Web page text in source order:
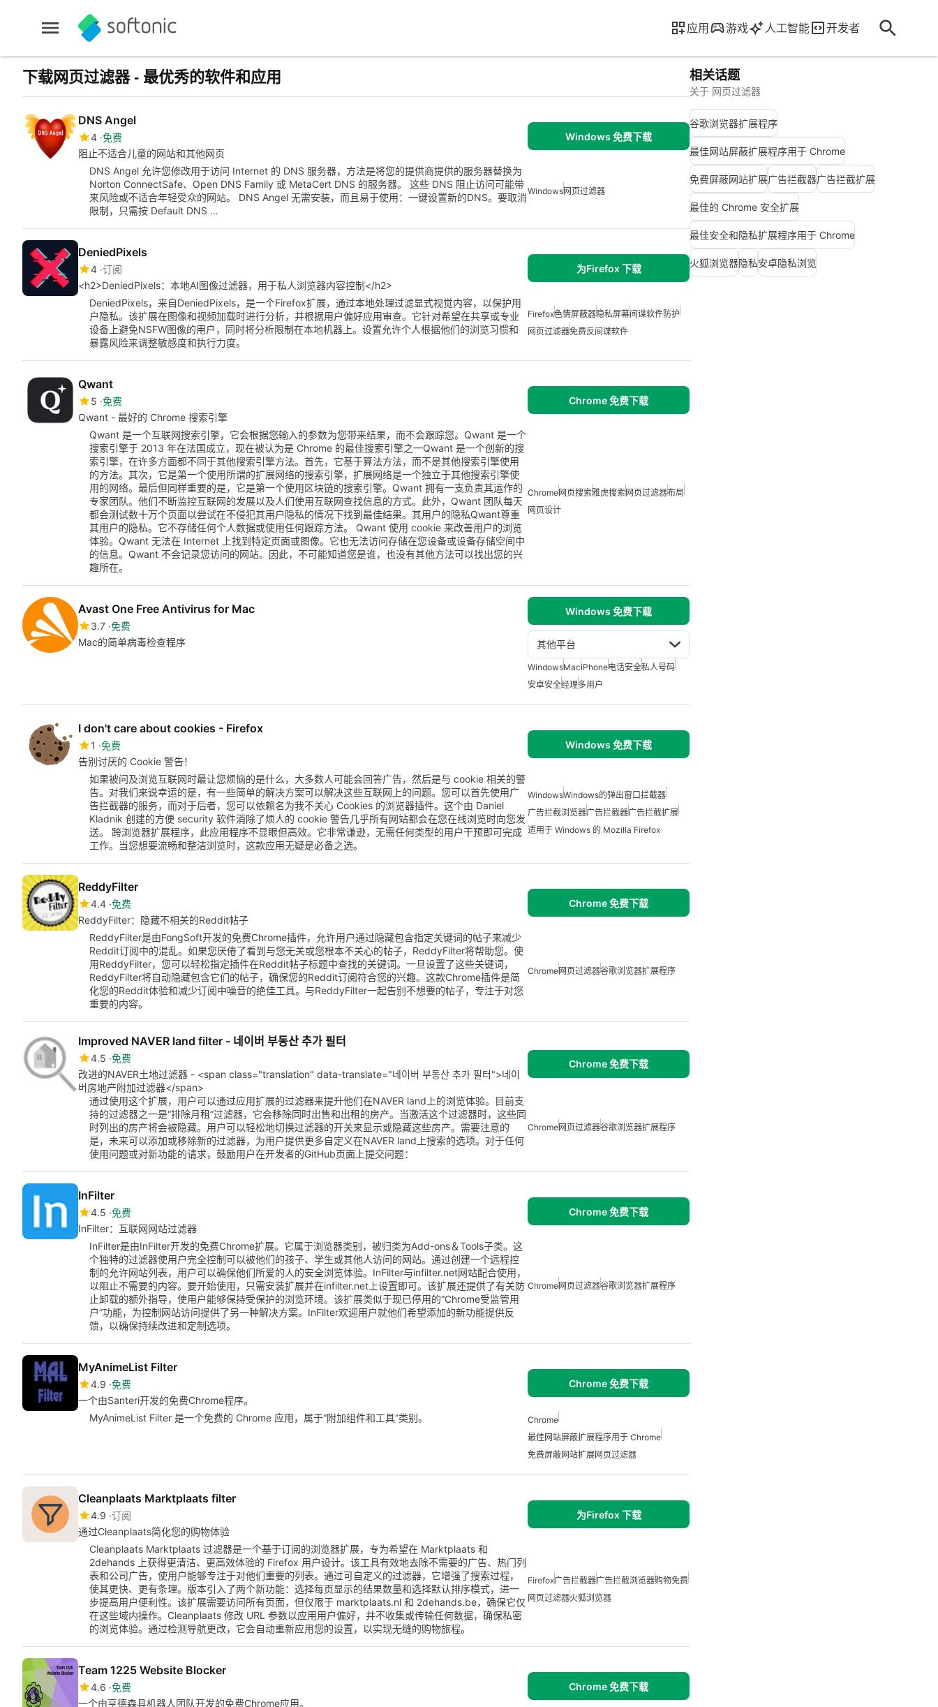
应用 游戏 人工智能 开发者
下载网页过滤器 - 最优秀的软件和应用
DNS Angel
4 免费
阻止不适合儿童的网站和其他网页
Windows 免费下载
DNS Angel 允许您修改用于访问 Internet 的 DNS 服务器，方法是将您的提供商提供的服务器替换为
Norton ConnectSafe、Open DNS Family 或 MetaCert DNS 的服务器。 这些 DNS 阻止访问可能带
来风险或不适合年轻受众的网站。 DNS Angel 无需安装，而且易于使用：一键设置新的DNS。要取消
限制，只需按 Default DNS …
Windows网页过滤器
DeniedPixels
4 订阅
<h2>DeniedPixels：本地AI图像过滤器，用于私人浏览器内容控制</h2>
为Firefox 下载
DeniedPixels，来自DeniedPixels，是一个Firefox扩展，通过本地处理过滤显式视觉内容，以保护用
户隐私。该扩展在图像和视频加载时进行分析，并根据用户偏好应用审查。它针对希望在共享或专业
设备上避免NSFW图像的用户，同时将分析限制在本地机器上。设置允许个人根据他们的浏览习惯和
暴露风险来调整敏感度和执行力度。
Firefox色情屏蔽器隐私屏幕间谍软件防护
网页过滤器免费反间谍软件
Qwant
5 免费
Qwant - 最好的 Chrome 搜索引擎
Chrome 免费下载
Qwant 是一个互联网搜索引擎，它会根据您输入的参数为您带来结果，而不会跟踪您。Qwant 是一个
搜索引擎于 2013 年在法国成立，现在被认为是 Chrome 的最佳搜索引擎之一Qwant 是一个创新的搜
索引擎，在许多方面都不同于其他搜索引擎方法。首先，它基于算法方法，而不是其他搜索引擎使用
的方法。其次，它是第一个使用所谓的扩展网络的搜索引擎，扩展网络是一个独立于其他搜索引擎使
用的网络。最后但同样重要的是，它是第一个使用区块链的搜索引擎。Qwant 拥有一支负责其运作的
专家团队。他们不断监控互联网的发展以及人们使用互联网查找信息的方式。此外，Qwant 团队每天
都会测试数十万个页面以尝试在不侵犯其用户隐私的情况下找到最佳结果。其用户的隐私Qwant尊重
其用户的隐私。它不存储任何个人数据或使用任何跟踪方法。 Qwant 使用 cookie 来改善用户的浏览
体验。Qwant 无法在 Internet 上找到特定页面或图像。它也无法访问存储在您设备或设备存储空间中
的信息。Qwant 不会记录您访问的网站。因此，不可能知道您是谁，也没有其他方法可以找出您的兴
趣所在。
Chrome网页搜索雅虎搜索网页过滤器布局
网页设计
Avast One Free Antivirus for Mac
3.7 免费
Mac的简单病毒检查程序
Windows 免费下载
其他平台
WindowsMaciPhone电话安全私人号码
安卓安全经理多用户
I don't care about cookies - Firefox
1 免费
告别讨厌的 Cookie 警告！
Windows 免费下载
如果被问及浏览互联网时最让您烦恼的是什么，大多数人可能会回答广告，然后是与 cookie 相关的警
告。对我们来说幸运的是，有一些简单的解决方案可以解决这些互联网上的问题。您可以首先使用广
告拦截器的服务，而对于后者，您可以依赖名为我不关心 Cookies 的浏览器插件。这个由 Daniel
Kladnik 创建的方便 security 软件消除了烦人的 cookie 警告几乎所有网站都会在您在线浏览时向您发
送。 跨浏览器扩展程序，此应用程序不显眼但高效。它非常谦逊，无需任何类型的用户干预即可完成
工作。当您想要流畅和整洁浏览时，这款应用无疑是必备之选。
WindowsWindows的弹出窗口拦截器
广告拦截浏览器广告拦截器广告拦截扩展
适用于 Windows 的 Mozilla Firefox
ReddyFilter
4.4 免费
ReddyFilter：隐藏不相关的Reddit帖子
Chrome 免费下载
ReddyFilter是由FongSoft开发的免费Chrome插件，允许用户通过隐藏包含指定关键词的帖子来减少
Reddit订阅中的混乱。如果您厌倦了看到与您无关或您根本不关心的帖子，ReddyFilter将帮助您。使
用ReddyFilter，您可以轻松指定插件在Reddit帖子标题中查找的关键词。一旦设置了这些关键词，
ReddyFilter将自动隐藏包含它们的帖子，确保您的Reddit订阅符合您的兴趣。这款Chrome插件是简
化您的Reddit体验和减少订阅中噪音的绝佳工具。与ReddyFilter一起告别不想要的帖子，专注于对您
重要的内容。
Chrome网页过滤器谷歌浏览器扩展程序
Improved NAVER land filter - 네이버 부동산 추가 필터
4.5 免费
改进的NAVER土地过滤器 - <span class="translation" data-translate="네이버 부동산 추가 필터">네이
버房地产附加过滤器</span>
Chrome 免费下载
通过使用这个扩展，用户可以通过应用扩展的过滤器来提升他们在NAVER land上的浏览体验。目前支
持的过滤器之一是“排除月租”过滤器，它会移除同时出售和出租的房产。当激活这个过滤器时，这些同
时列出的房产将会被隐藏。用户可以轻松地切换过滤器的开关来显示或隐藏这些房产。需要注意的
是，未来可以添加或移除新的过滤器，为用户提供更多自定义在NAVER land上搜索的选项。对于任何
使用问题或对新功能的请求，鼓励用户在开发者的GitHub页面上提交问题：
Chrome网页过滤器谷歌浏览器扩展程序
InFilter
4.5 免费
InFilter：互联网网站过滤器
Chrome 免费下载
InFilter是由InFilter开发的免费Chrome扩展。它属于浏览器类别，被归类为Add-ons＆Tools子类。这
个独特的过滤器使用户完全控制可以被他们的孩子、学生或其他人访问的网站。通过创建一个远程控
制的允许网站列表，用户可以确保他们所爱的人的安全浏览体验。InFilter与infilter.net网站配合使用，
以阻止不需要的内容。要开始使用，只需安装扩展并在infilter.net上设置即可。该扩展还提供了有关防
止卸载的额外指导，使用户能够保持受保护的浏览环境。该扩展类似于现已停用的“Chrome受监管用
户”功能，为控制网站访问提供了另一种解决方案。InFilter欢迎用户就他们希望添加的新功能提供反
馈，以确保持续改进和定制选项。
Chrome网页过滤器谷歌浏览器扩展程序
MyAnimeList Filter
4.9 免费
一个由Santeri开发的免费Chrome程序。
Chrome 免费下载
MyAnimeList Filter 是一个免费的 Chrome 应用，属于“附加组件和工具”类别。
Chrome
最佳网站屏蔽扩展程序用于 Chrome
免费屏蔽网站扩展网页过滤器
Cleanplaats Marktplaats filter
4.9 订阅
通过Cleanplaats简化您的购物体验
为Firefox 下载
Cleanplaats Marktplaats 过滤器是一个基于订阅的浏览器扩展，专为希望在 Marktplaats 和
2dehands 上获得更清洁、更高效体验的 Firefox 用户设计。该工具有效地去除不需要的广告、热门列
表和公司广告，使用户能够专注于对他们重要的列表。通过可自定义的过滤器，它增强了搜索过程，
使其更快、更有条理。版本引入了两个新功能：选择每页显示的结果数量和选择默认排序模式，进一
步提高用户便利性。该扩展需要访问所有页面，但仅限于 marktplaats.nl 和 2dehands.be，确保它仅
在这些域内操作。Cleanplaats 修改 URL 参数以应用用户偏好，并不收集或传输任何数据，确保私密
的浏览体验。通过检测导航更改，它会自动重新应用您的设置，以实现无缝的购物旅程。
Firefox广告拦截器广告拦截浏览器购物免费
网页过滤器火狐浏览器
Team 1225 Website Blocker
4.6 免费
一个由亨德森县机器人团队开发的免费Chrome应用。
Chrome 免费下载
相关话题
关于 网页过滤器
谷歌浏览器扩展程序
最佳网站屏蔽扩展程序用于 Chrome
免费屏蔽网站扩展广告拦截器广告拦截扩展
最佳的 Chrome 安全扩展
最佳安全和隐私扩展程序用于 Chrome
火狐浏览器隐私安卓隐私浏览